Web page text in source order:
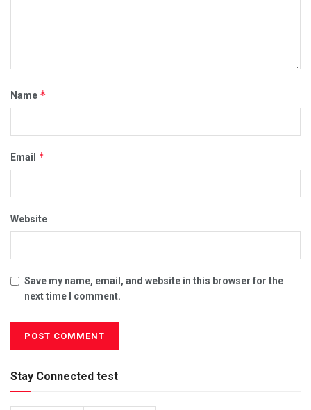
Name *
Email *
Website
Save my name, email, and website in this browser for the
next time I comment.
Stay Connected test